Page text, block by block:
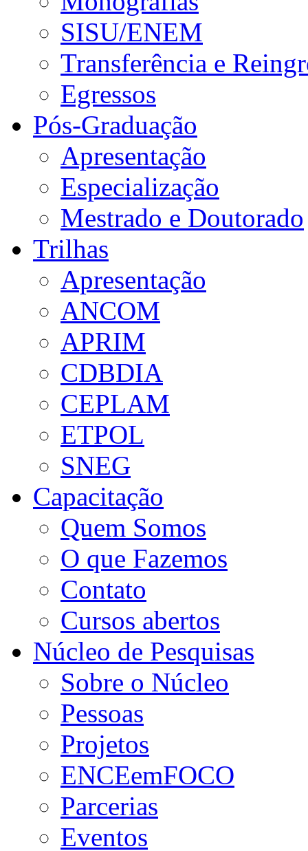
SISU/ENEM
Transferência e
Egressos
Pós-Graduação
Apresentação
Especialização
Mestrado e Doutorado
Trilhas
Apresentação
ANCOM
APRIM
CDBDIA
CEPLAM
ETPOL
SNEG
Capacitação
Quem Somos
O que Fazemos
Contato
Cursos abertos
Núcleo de Pesquisas
Sobre o Núcleo
Pessoas
Projetos
ENCEemFOCO
Parcerias
Eventos